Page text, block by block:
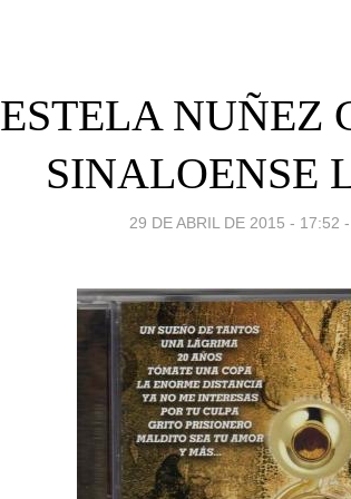
ESTELA NUÑEZ
SINALOENSE
29 DE ABRIL DE 2015 - 17:52 -